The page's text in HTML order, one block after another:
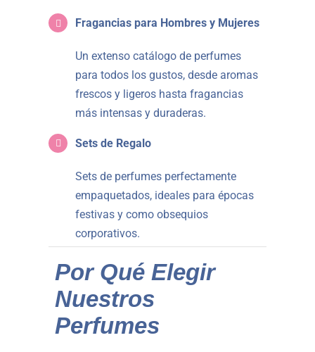
Fragancias para Hombres y Mujeres
Un extenso catálogo de perfumes
para todos los gustos, desde aromas
frescos y ligeros hasta fragancias
más intensas y duraderas.
Sets de Regalo
Sets de perfumes perfectamente
empaquetados, ideales para épocas
festivas y como obsequios
corporativos.
Por Qué Elegir
Nuestros
Perfumes